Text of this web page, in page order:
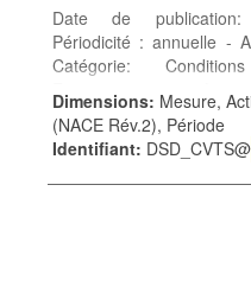
Date de
Périodicité : annuelle -
Catégorie:
Enseignement et
continue - Mots-clés:
formation
Dimensions: Mesure,
(NACE Rév.2), Période
Identifiant: DSD_CVTS@